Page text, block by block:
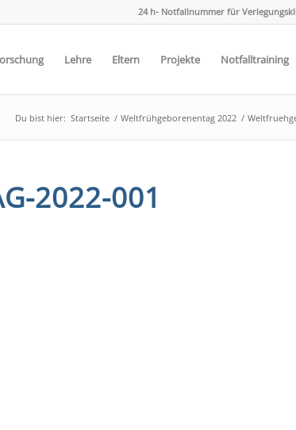
24 h- Notfallnummer für
Lehre Eltern Projekte Notfalltraining
Du bist hier: Startseite / Weltfrühgeborenentag 2022 /
2022-001